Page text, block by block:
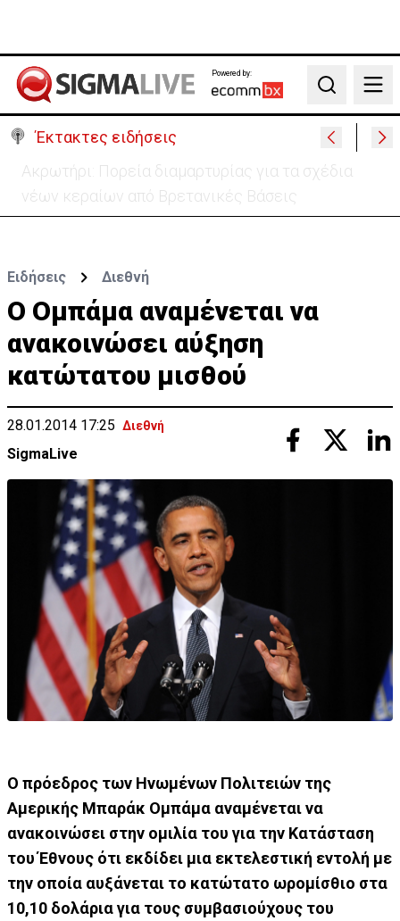
Powered by:
Search
Έκτακτες ειδήσεις
«Πόλεμος» Σάντσεθ-Μελόνι λόγω της Θέουτα:
Ελέγχους και από Ισπανία στα σύνορα
Ειδήσεις Διεθνή
Ο Ομπάμα αναμένεται να
ανακοινώσει αύξηση
κατώτατου μισθού
28.01.2014 17:25 Διεθνή
SigmaLive
Ο πρόεδρος των Ηνωμένων Πολιτειών της
Αμερικής Μπαράκ Ομπάμα αναμένεται να
ανακοινώσει στην ομιλία του για την Κατάσταση
του Έθνους ότι εκδίδει μια εκτελεστική εντολή με
την οποία αυξάνεται το κατώτατο ωρομίσθιο στα
10,10 δολάρια για τους συμβασιούχους του